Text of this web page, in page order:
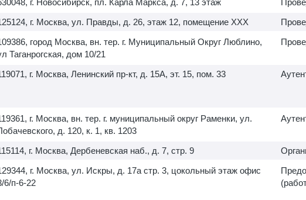
г. Новосибирск, пл. Карла Маркса, д. 7, 13 этаж
г. Москва, ул. Правды, д. 26, этаж 12, помещение XXX
город Москва, вн. тер. г. Муниципальный Округ Люблино,
Таганрогская, дом 10/21
г. Москва, Ленинский пр-кт, д. 15А, эт. 15, пом. 33
г. Москва, вн. тер. г. муниципальный округ Раменки, ул.
д. 120, к. 1, кв. 1203
г. Москва, Дербеневская наб., д. 7, стр. 9
г. Москва, ул. Искры, д. 17а стр. 3, цокольный этаж офис
6/п-6-22